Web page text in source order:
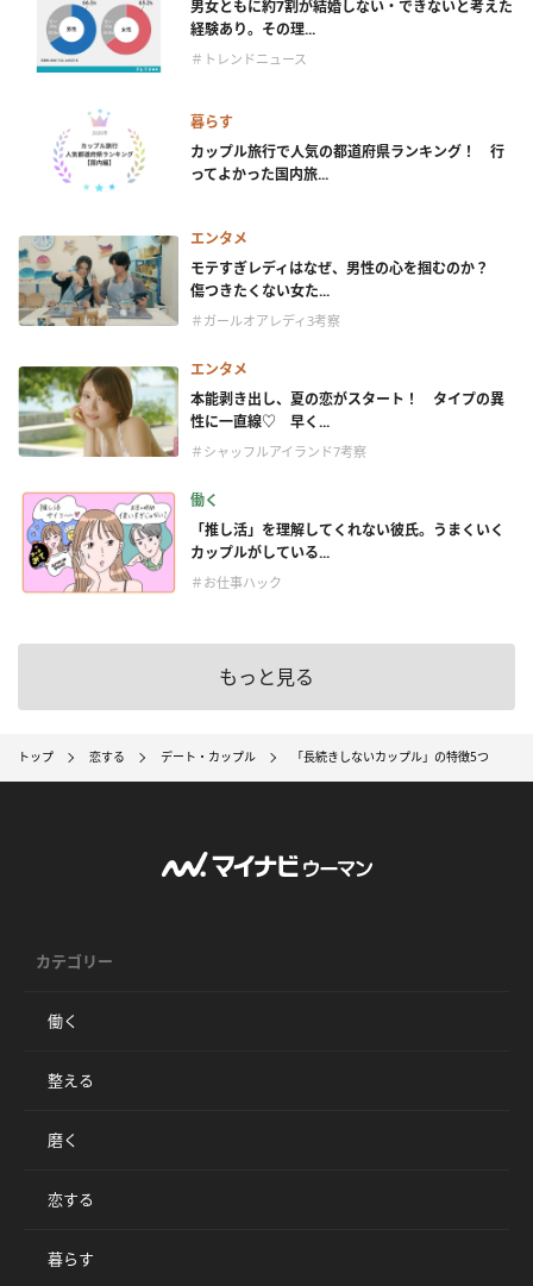
男女ともに約7割が結婚しない・できないと考えた
経験あり。その理...
＃トレンドニュース
暮らす
カップル旅行で人気の都道府県ランキング！ 行
ってよかった国内旅...
エンタメ
モテすぎレディはなぜ、男性の心を掴むのか？
傷つきたくない女た...
＃ガールオアレディ3考察
エンタメ
本能剥き出し、夏の恋がスタート！ タイプの異
性に一直線♡ 早く...
＃シャッフルアイランド7考察
働く
「推し活」を理解してくれない彼氏。うまくいく
カップルがしている...
＃お仕事ハック
もっと見る
トップ 恋する デート・カップル 「長続きしないカップル」の特徴5つ
カテゴリー
働く
整える
磨く
恋する
暮らす